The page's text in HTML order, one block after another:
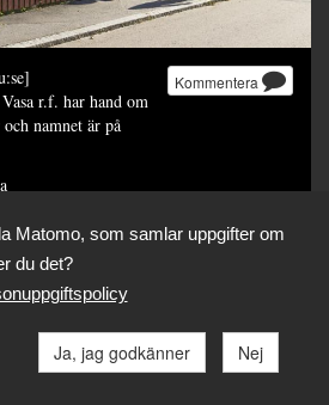
Kommentera
r.f. har hand om
namnet är på
Matomo, som samlar uppgifter om
du det?
Ja, jag godkänner Nej